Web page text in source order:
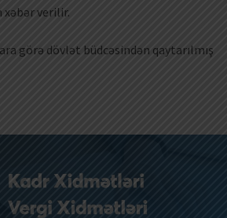
xəbər verilir.
görə dövlət büdcəsindən qaytarılmış